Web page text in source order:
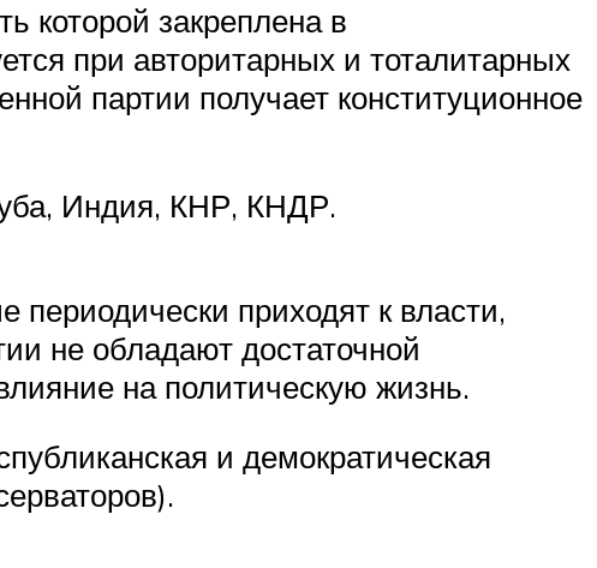
которой закреплена в
при авторитарных и тоталитарных
партии получает конституционное
Индия, КНР, КНДР.
приходят к власти,
не обладают достаточной
на политическую жизнь.
и демократическая